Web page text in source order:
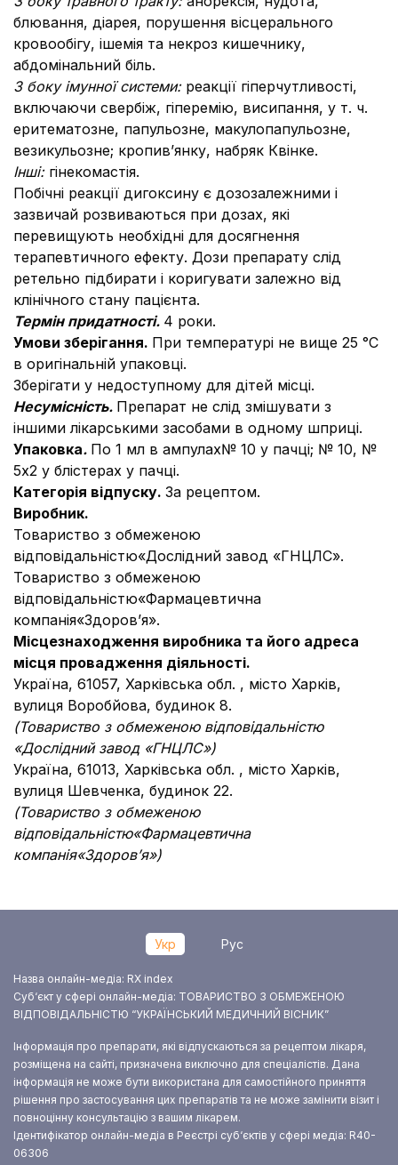
блювання, діарея, порушення вісцерального
кровообігу, ішемія та некроз кишечнику,
абдомінальний біль.
З боку імунної системи: реакції гіперчутливості,
включаючи свербіж, гіперемію, висипання, у т. ч.
еритематозне, папульозне, макулопапульозне,
везикульозне; кропив’янку, набряк Квінке.
Інші: гінекомастія.
Побічні реакції дигоксину є дозозалежними і
зазвичай розвиваються при дозах, які
перевищують необхідні для досягнення
терапевтичного ефекту. Дози препарату слід
ретельно підбирати і коригувати залежно від
клінічного стану пацієнта.
Термін придатності. 4 роки.
Умови зберiгання. При температурі не вище 25 °С
в оригінальній упаковці.
Зберігати у недоступному для дітей місці.
Несумісність. Препарат не слід змішувати з
іншими лікарськими засобами в одному шприці.
Упаковка. По 1 мл в ампулах№ 10 у пачці; № 10, №
5х2 у блістерах у пачці.
Категорія відпуску. За рецептом.
Виробник.
Товариство з обмеженою
відповідальністю«Дослідний завод «ГНЦЛС».
Товариство з обмеженою
відповідальністю«Фармацевтична
компанія«Здоров’я».
Місцезнаходження виробника та його адреса
місця провадження діяльності.
Україна, 61057, Харківська обл. , місто Харків,
вулиця Воробйова, будинок 8.
(Товариство з обмеженою відповідальністю
«Дослідний завод «ГНЦЛС»)
Україна, 61013, Харківська обл. , місто Харків,
вулиця Шевченка, будинок 22.
(Товариство з обмеженою
відповідальністю«Фармацевтична
компанія«Здоров’я»)
Укр Рус
Назва онлайн-медіа: RX index
Суб‘єкт у сфері онлайн-медіа: ТОВАРИСТВО З ОБМЕЖЕНОЮ
ВІДПОВІДАЛЬНІСТЮ “УКРАЇНСЬКИЙ МЕДИЧНИЙ ВІСНИК”
Інформація про препарати, які відпускаються за рецептом лікаря,
розміщена на сайті, призначена виключно для спеціалістів. Дана
інформація не може бути використана для самостійного приняття
рішення про застосування цих препаратів та не може замінити візит і
повноцінну консультацію з вашим лікарем.
Ідентифікатор онлайн-медіа в Реєстрі суб‘єктів у сфері медіа: R40-
06306